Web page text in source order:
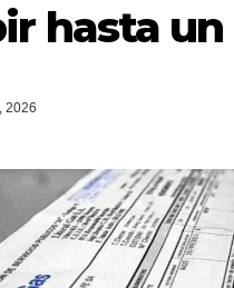
hasta un
2026